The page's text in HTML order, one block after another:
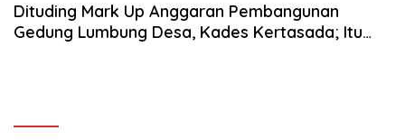
Dituding Mark Up Anggaran Pembangunan
Gedung Lumbung Desa, Kades Kertasada; Itu